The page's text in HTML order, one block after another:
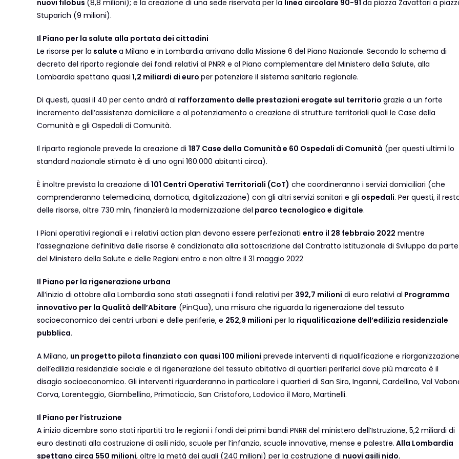
nuovi filobus (8,8 milioni); e la creazione di una sede riservata per la linea circolare 90-91 da piazza Zavattari a
Stuparich (9 milioni).
Il Piano per la salute alla portata dei cittadini
Le risorse per la salute a Milano e in Lombardia arrivano dalla Missione 6 del Piano Nazionale. Secondo lo schema di
decreto del riparto regionale dei fondi relativi al PNRR e al Piano complementare del Ministero della Salute, alla
Lombardia spettano quasi 1,2 miliardi di euro per potenziare il sistema sanitario regionale.
Di questi, quasi il 40 per cento andrà al rafforzamento delle prestazioni erogate sul territorio grazie a un forte
incremento dell’assistenza domiciliare e al potenziamento o creazione di strutture territoriali quali le Case della
Comunità e gli Ospedali di Comunità.
Il riparto regionale prevede la creazione di 187 Case della Comunità e 60 Ospedali di Comunità (per questi ultimi lo
standard nazionale stimato è di uno ogni 160.000 abitanti circa).
È inoltre prevista la creazione di 101 Centri Operativi Territoriali (CoT) che coordineranno i servizi domiciliari (che
comprenderanno telemedicina, domotica, digitalizzazione) con gli altri servizi sanitari e gli ospedali. Per questi, il
delle risorse, oltre 730 mln, finanzierà la modernizzazione del parco tecnologico e digitale.
I Piani operativi regionali e i relativi action plan devono essere perfezionati entro il 28 febbraio 2022 mentre
l’assegnazione definitiva delle risorse è condizionata alla sottoscrizione del Contratto Istituzionale di Sviluppo da parte
del Ministero della Salute e delle Regioni entro e non oltre il 31 maggio 2022
Il Piano per la rigenerazione urbana
All’inizio di ottobre alla Lombardia sono stati assegnati i fondi relativi per 392,7 milioni di euro relativi al Programma
innovativo per la Qualità dell’Abitare (PinQua), una misura che riguarda la rigenerazione del tessuto
socioeconomico dei centri urbani e delle periferie, e 252,9 milioni per la riqualificazione dell’edilizia residenziale
pubblica.
A Milano, un progetto pilota finanziato con quasi 100 milioni prevede interventi di riqualificazione e riorganizzazione
dell’edilizia residenziale sociale e di rigenerazione del tessuto abitativo di quartieri periferici dove più marcato è il
disagio socioeconomico. Gli interventi riguarderanno in particolare i quartieri di San Siro, Inganni, Cardellino, Val
Corva, Lorenteggio, Giambellino, Primaticcio, San Cristoforo, Lodovico il Moro, Martinelli.
Il Piano per l’istruzione
A inizio dicembre sono stati ripartiti tra le regioni i fondi dei primi bandi PNRR del ministero dell’Istruzione, 5,2 miliardi di
euro destinati alla costruzione di asili nido, scuole per l’infanzia, scuole innovative, mense e palestre. Alla Lombardia
spettano circa 550 milioni, oltre la metà dei quali (240 milioni) per la costruzione di nuovi asili nido.